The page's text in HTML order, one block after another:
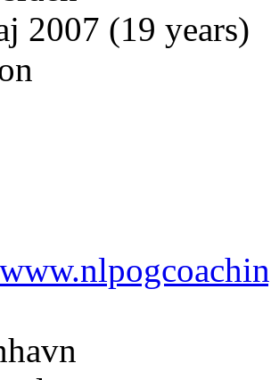
2007 (19 years)